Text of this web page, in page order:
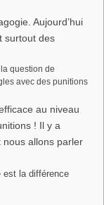
Aujourd’hui
surtout des
question de
avec des punitions
au niveau
! Il y a
nous allons parler
est la différence